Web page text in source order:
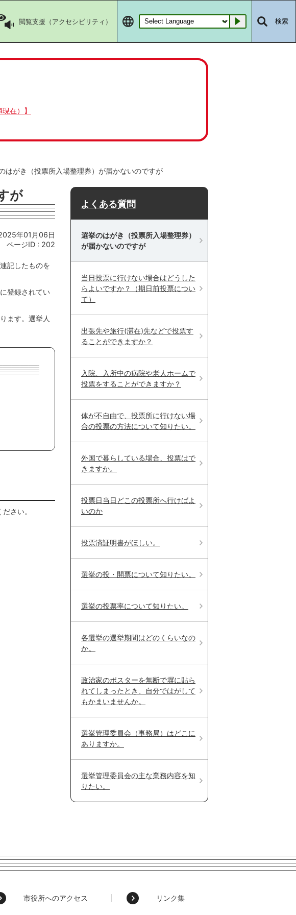
閲覧支援（アクセシビリティ） Go 検索
在）】
はがき（投票所入場整理券）が届かないのですが
が
年01月06日
ページID : 202
記したものを
登録されてい
ます。選挙人
さい。
よくある質問
選挙のはがき（投票所入場整理券）
が届かないのですが
当日投票に行けない場合はどうした
らよいですか？（期日前投票につい
て）
出張先や旅行(滞在)先などで投票す
ることができますか？
入院、入所中の病院や老人ホームで
投票をすることができますか？
体が不自由で、投票所に行けない場
合の投票の方法について知りたい。
外国で暮らしている場合、投票はで
きますか。
投票日当日どこの投票所へ行けばよ
いのか
投票済証明書がほしい。
選挙の投・開票について知りたい。
選挙の投票率について知りたい。
各選挙の選挙期間はどのくらいなの
か。
政治家のポスターを無断で塀に貼ら
れてしまったとき、自分ではがして
もかまいませんか。
選挙管理委員会（事務局）はどこに
ありますか。
選挙管理委員会の主な業務内容を知
りたい。
市役所へのアクセス リンク集